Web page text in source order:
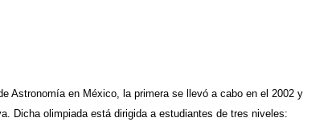
Astronomía en México, la primera se llevó a cabo en el 2002 y
Dicha olimpiada está dirigida a estudiantes de tres niveles: